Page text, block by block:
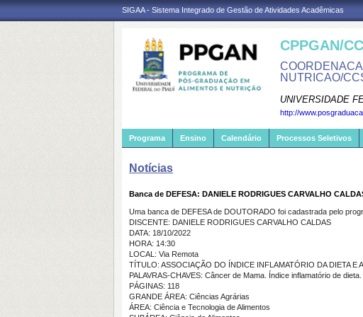
SIGAA - Sistema Integrado de Gestão de Atividades Acadêmicas
CPPGAN/
NUTRICAO/
UNIVERSIDADE
http://
Programa Ensino Calendário Processos Seletivos
Notícias
Banca de DEFESA: DANIELE RODRIGUES CARVALHO
Uma banca de DEFESA de DOUTORADO foi cadastrada pelo
DISCENTE: DANIELE RODRIGUES CARVALHO CALDAS
DATA: 18/10/2022
HORA: 14:30
LOCAL: Via Remota
TÍTULO: ASSOCIAÇÃO DO ÍNDICE INFLAMATÓRIO DA DIETA
PALAVRAS-CHAVES: Câncer de Mama. Índice inflamatório de
PÁGINAS: 118
GRANDE ÁREA: Ciências Agrárias
ÁREA: Ciência e Tecnologia de Alimentos